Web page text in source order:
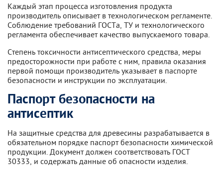
Каждый этап процесса изготовления продукта
производитель описывает в технологическом регламенте.
Соблюдение требований ГОСТа, ТУ и технологического
регламента обеспечивает качество выпускаемого товара.
Степень токсичности антисептического средства, меры
предосторожности при работе с ним, правила оказания
первой помощи производитель указывает в паспорте
безопасности и инструкции по эксплуатации.
Паспорт безопасности на
антисептик
На защитные средства для древесины разрабатывается в
обязательном порядке паспорт безопасности химической
продукции. Документ должен соответствовать ГОСТ
30333, и содержать данные об опасности изделия.